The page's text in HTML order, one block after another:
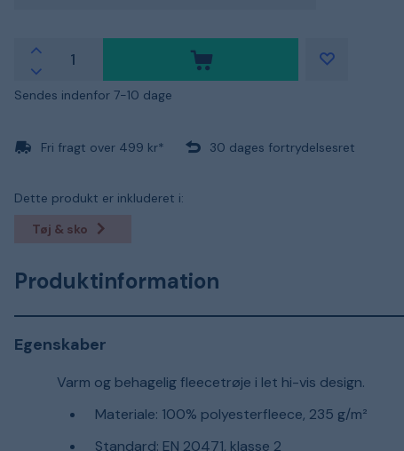
Sendes indenfor 7-10 dage
Fri fragt over 499 kr* 30 dages fortrydelsesret
Dette produkt er inkluderet i:
Tøj & sko
Produktinformation
Egenskaber
Varm og behagelig fleecetrøje i let hi-vis design.
Materiale: 100% polyesterfleece, 235 g/m²
Standard: EN 20471, klasse 2